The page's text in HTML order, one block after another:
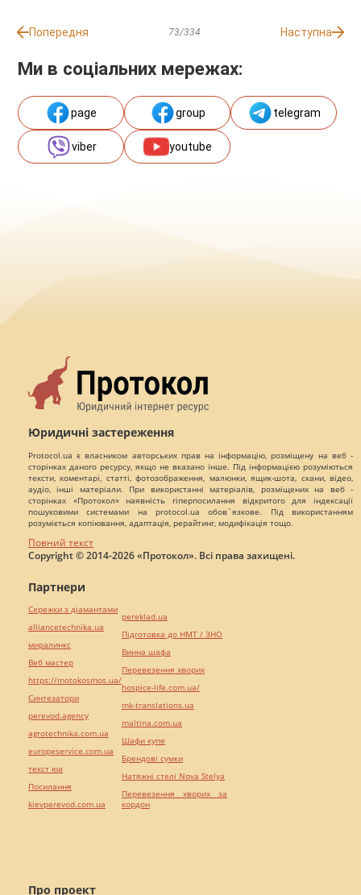
Попередня 73/334 Наступна
Ми в соціальних мережах:
page group telegram
viber youtube
Юридичні застереження
Protocol.ua є власником авторських прав на інформацію, розміщену на веб -
сторінках даного ресурсу, якщо не вказано інше. Під інформацією розуміються
тексти, коментарі, статті, фотозображення, малюнки, ящик-шота, скани, відео,
аудіо, інші матеріали. При використанні матеріалів, розміщених на веб -
сторінках «Протокол» наявність гіперпосилання відкритого для індексації
пошуковими системами на protocol.ua обов`язкове. Під використанням
розуміється копіювання, адаптація, рерайтинг, модифікація тощо.
Повний текст
Copyright © 2014-2026 «Протокол». Всі права захищені.
Про проект
Партнери
Сережки з діамантами
alliancetechnika.ua
миралинкс
Веб мастер
https://motokosmos.ua/
Синтезатори
perevod.agency
agrotechnika.com.ua
europeservice.com.ua
текст юа
Посилання
kievperevod.com.ua
pereklad.ua
Підготовка до НМТ / ЗНО
Винна шафа
Перевезення хворих
hospice-life.com.ua/
mk-translations.ua
maltina.com.ua
Шафи купе
Брендові сумки
Натяжні стелі Nova Stelya
Перевезення хворих за
кордон